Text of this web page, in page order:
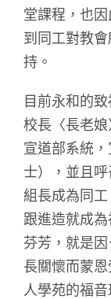
堂課程，也
到同工對教
持。
目前永和的
校長〈長老
宣道部系統
士），並且
組長成為同工
跟進造就成
芬芳，就是
長關懷而蒙
人學苑的福音